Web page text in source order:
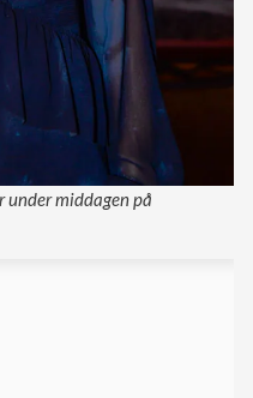
under middagen på